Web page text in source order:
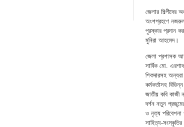
জেলার
অংশগ্রহণে নজরুল
পুরস্কার প্রদান
মুনিরা আহমেদ।
জেলা প্রশাসক
সার্বিক মো.
শিকদারসহ
কর্মকর্তাসহ
জাতীয় কবি কাজী
দর্শন নতুন
ও নৃত্য পরিবেশনা
সাহিত্য-